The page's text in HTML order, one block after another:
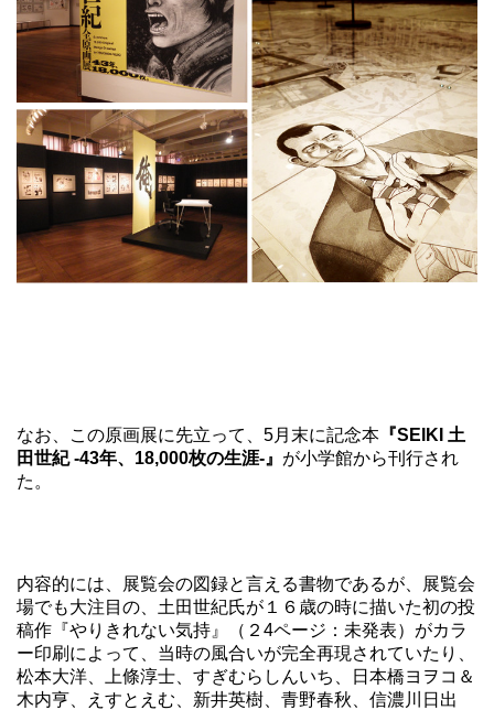
なお、この原画展に先立って、5月末に記念本 『SEIKI 土
田世紀 -43年、18,000枚の生涯-』 が小学館から刊行され
た。
内容的には、展覧会の図録と言える書物であるが、展覧会
場でも大注目の、土田世紀氏が１６歳の時に描いた初の投
稿作『やりきれない気持』（２4ページ：未発表）がカラ
ー印刷によって、当時の風合いが完全再現されていたり、
松本大洋、上條淳士、すぎむらしんいち、日本橋ヨヲコ＆
木内亨、えすとえむ、新井英樹、青野春秋、信濃川日出